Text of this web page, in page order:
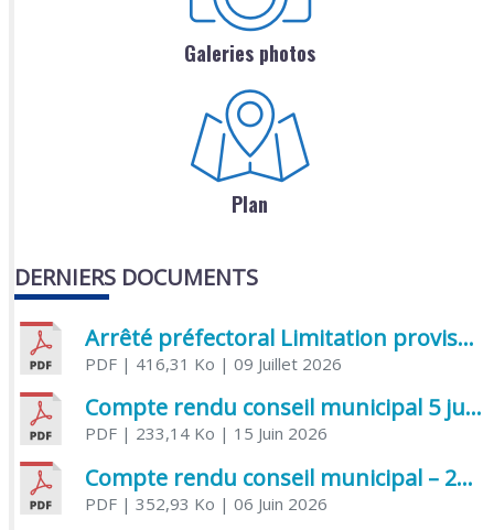
Galeries photos
Plan
DERNIERS DOCUMENTS
Arrêté préfectoral Limitation provisoire des usages de l’eau
PDF| 416,31 Ko | 09 Juillet 2026
Compte rendu conseil municipal 5 juin 2026 sénatoriale
PDF| 233,14 Ko | 15 Juin 2026
Compte rendu conseil municipal – 21 avril 2026
PDF| 352,93 Ko | 06 Juin 2026